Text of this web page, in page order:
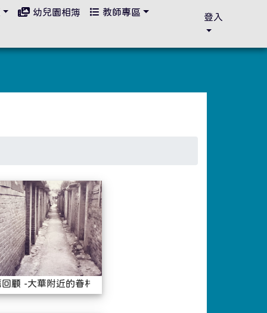
尋過去的回憶 懷舊回顧 -大華附近的眷村風貌
顧 -大華附近的眷村風貌
幼兒園相簿 教師專區 登入